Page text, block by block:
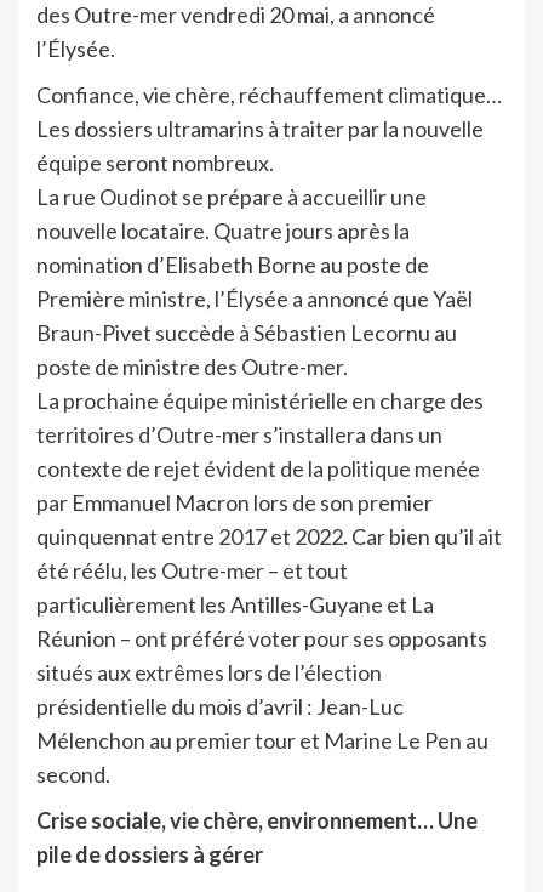
des Outre-mer vendredi 20 mai, a annoncé
l’Élysée.
Confiance, vie chère, réchauffement climatique…
Les dossiers ultramarins à traiter par la nouvelle
équipe seront nombreux.
La rue Oudinot se prépare à accueillir une
nouvelle locataire. Quatre jours après la
nomination d’Elisabeth Borne au poste de
Première ministre, l’Élysée a annoncé que Yaël
Braun-Pivet succède à Sébastien Lecornu au
poste de ministre des Outre-mer.
La prochaine équipe ministérielle en charge des
territoires d’Outre-mer s’installera dans un
contexte de rejet évident de la politique menée
par Emmanuel Macron lors de son premier
quinquennat entre 2017 et 2022. Car bien qu’il ait
été réélu, les Outre-mer – et tout
particulièrement les Antilles-Guyane et La
Réunion – ont préféré voter pour ses opposants
situés aux extrêmes lors de l’élection
présidentielle du mois d’avril : Jean-Luc
Mélenchon au premier tour et Marine Le Pen au
second.
Crise sociale, vie chère, environnement… Une
pile de dossiers à gérer